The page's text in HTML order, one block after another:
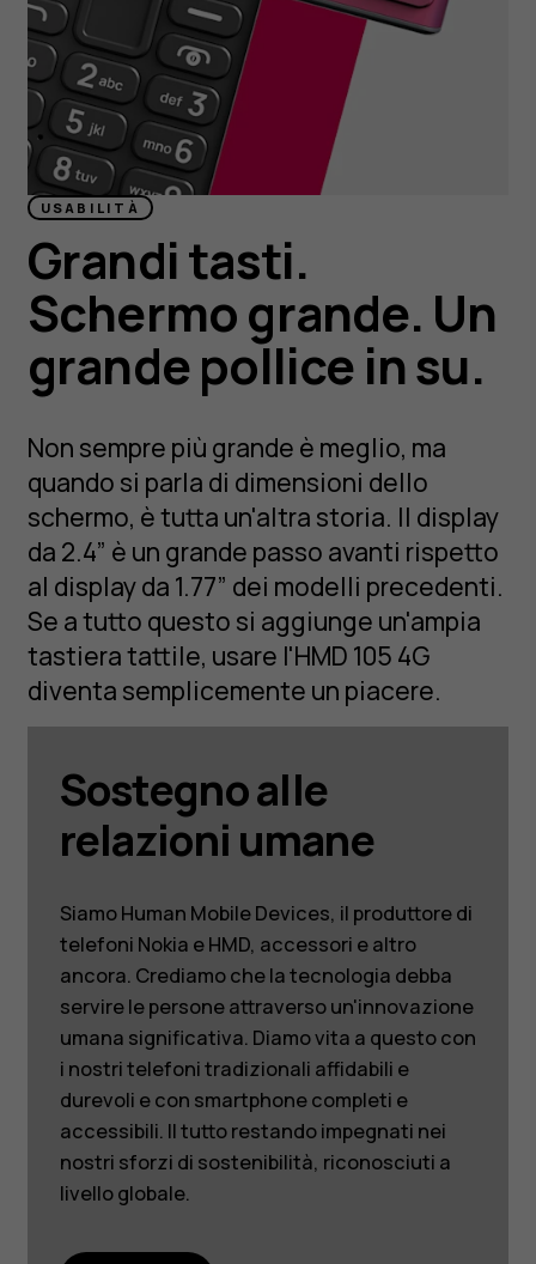
USABILITÀ
Grandi tasti.
Schermo grande. Un
grande pollice in su.
Non sempre più grande è meglio, ma
quando si parla di dimensioni dello
schermo, è tutta un'altra storia. Il display
da 2.4” è un grande passo avanti rispetto
al display da 1.77” dei modelli precedenti.
Se a tutto questo si aggiunge un'ampia
tastiera tattile, usare l'HMD 105 4G
diventa semplicemente un piacere.
Sostegno alle
relazioni umane
Siamo Human Mobile Devices, il produttore di
telefoni Nokia e HMD, accessori e altro
ancora. Crediamo che la tecnologia debba
servire le persone attraverso un'innovazione
umana significativa. Diamo vita a questo con
i nostri telefoni tradizionali affidabili e
durevoli e con smartphone completi e
accessibili. Il tutto restando impegnati nei
nostri sforzi di sostenibilità, riconosciuti a
livello globale.